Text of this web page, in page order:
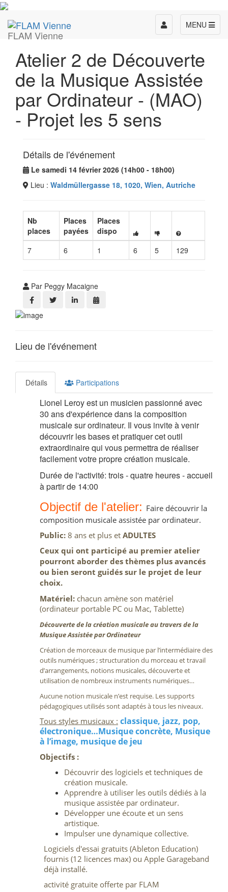
FLAM Vienne
MENU
Toggle
navigation
Atelier 2 de Découverte
de la Musique Assistée
par Ordinateur - (MAO)
- Projet les 5 sens
Détails de l'événement
Le samedi 14 février 2026 (14h00 - 18h00)
Lieu : Waldmüllergasse 18, 1020, Wien, Autriche
Nb
places
Places
payées
Places
dispo
7
6 1 6 5 129
Par Peggy Macaigne
Lieu de l'événement
Détails Participations
Lionel Leroy est un musicien passionné avec
30 ans d'expérience dans la composition
musicale sur ordinateur. Il vous invite à venir
découvrir les bases et pratiquer cet outil
extraordinaire qui vous permettra de réaliser
facilement votre propre création musicale.
Durée de l'activité: trois - quatre heures - accueil
à partir de 14:00
Objectif de l'atelier: Faire découvrir la
composition musicale assistée par ordinateur.
Public: 8 ans et plus et ADULTES
Ceux qui ont participé au premier atelier
pourront aborder des thèmes plus avancés
ou bien seront guidés sur le projet de leur
choix.
Matériel: chacun amène son matériel
(ordinateur portable PC ou Mac, Tablette)
Découverte de la création musicale au travers de la
Musique Assistée par Ordinateur
Création de morceaux de musique par l’intermédiaire des
outils numériques ; structuration du morceau et travail
d’arrangements, notions musicales, découverte et
utilisation de nombreux instruments numériques…
Aucune notion musicale n’est requise. Les supports
pédagogiques utilisés sont adaptés à tous les niveaux.
Tous styles musicaux : classique, jazz, pop,
électronique…Musique concrète, Musique
à l’image, musique de jeu
Objectifs :
Découvrir des logiciels et techniques de
création musicale.
Apprendre à utiliser les outils dédiés à la
musique assistée par ordinateur.
Développer une écoute et un sens
artistique.
Impulser une dynamique collective.
Logiciels d'essai gratuits (Ableton Education)
fournis (12 licences max) ou Apple Garageband
déjà installé.
activité gratuite offerte par FLAM